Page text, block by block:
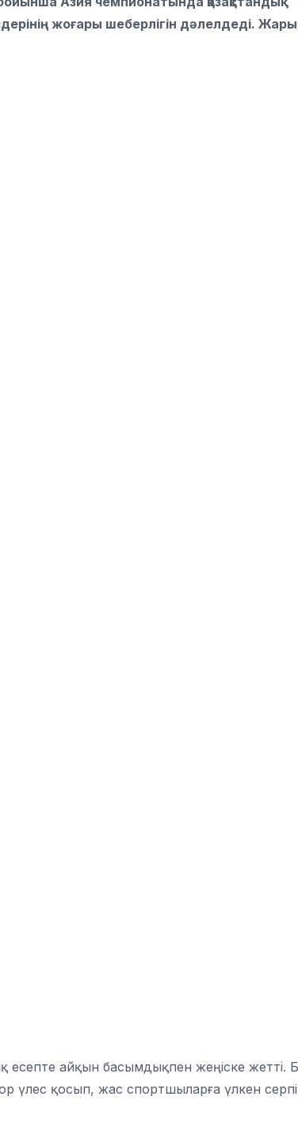
жоғары шеберлігін дәлелдеді.
айқын басымдықпен жеңіске жетті.
үлес қосып, жас спортшыларға үлкен